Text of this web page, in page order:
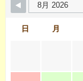
日 月